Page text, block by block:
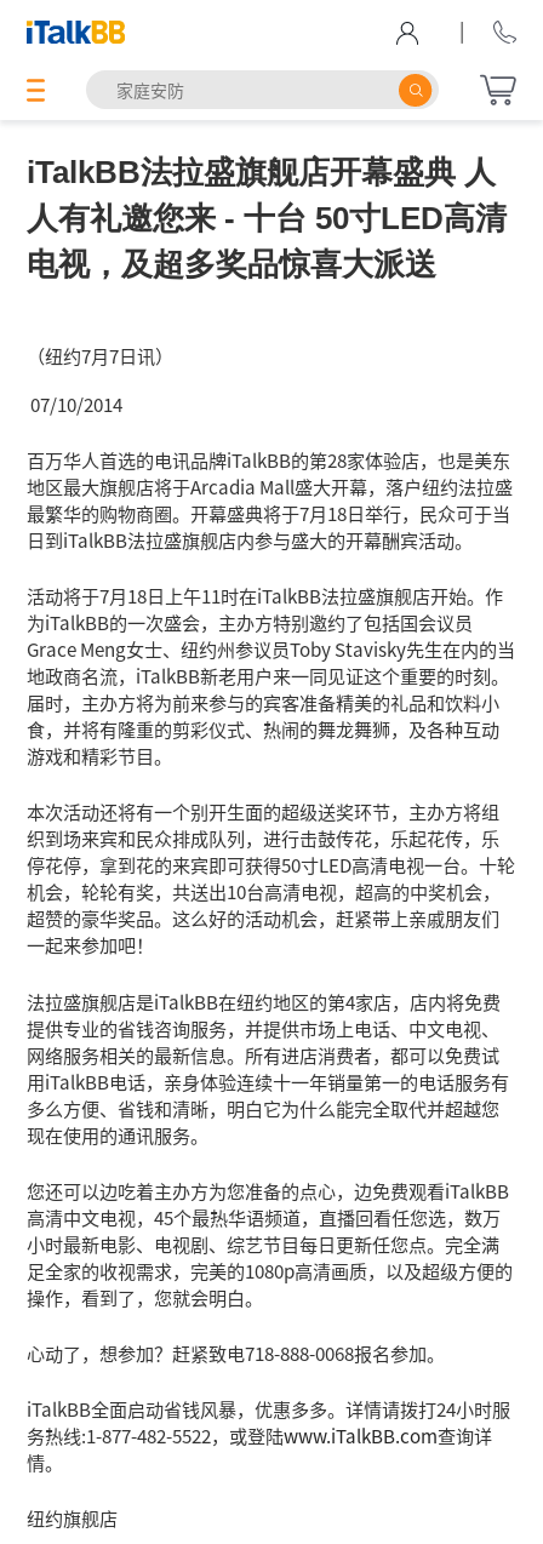
|
iTalkBB法拉盛旗舰店开幕盛典 人
人有礼邀您来 - 十台 50寸LED高清
电视，及超多奖品惊喜大派送
（纽约7月7日讯）
07/10/2014
百万华人首选的电讯品牌iTalkBB的第28家体验店，也是美东
地区最大旗舰店将于Arcadia Mall盛大开幕，落户纽约法拉盛
最繁华的购物商圈。开幕盛典将于7月18日举行，民众可于当
日到iTalkBB法拉盛旗舰店内参与盛大的开幕酬宾活动。
活动将于7月18日上午11时在iTalkBB法拉盛旗舰店开始。作
为iTalkBB的一次盛会，主办方特别邀约了包括国会议员
Grace Meng女士、纽约州参议员Toby Stavisky先生在内的当
地政商名流，iTalkBB新老用户来一同见证这个重要的时刻。
届时，主办方将为前来参与的宾客准备精美的礼品和饮料小
食，并将有隆重的剪彩仪式、热闹的舞龙舞狮，及各种互动
游戏和精彩节目。
本次活动还将有一个别开生面的超级送奖环节，主办方将组
织到场来宾和民众排成队列，进行击鼓传花，乐起花传，乐
停花停，拿到花的来宾即可获得50寸LED高清电视一台。十轮
机会，轮轮有奖，共送出10台高清电视，超高的中奖机会，
超赞的豪华奖品。这么好的活动机会，赶紧带上亲戚朋友们
一起来参加吧！
法拉盛旗舰店是iTalkBB在纽约地区的第4家店，店内将免费
提供专业的省钱咨询服务，并提供市场上电话、中文电视、
网络服务相关的最新信息。所有进店消费者，都可以免费试
用iTalkBB电话，亲身体验连续十一年销量第一的电话服务有
多么方便、省钱和清晰，明白它为什么能完全取代并超越您
现在使用的通讯服务。
您还可以边吃着主办方为您准备的点心，边免费观看iTalkBB
高清中文电视，45个最热华语频道，直播回看任您选，数万
小时最新电影、电视剧、综艺节目每日更新任您点。完全满
足全家的收视需求，完美的1080p高清画质，以及超级方便的
操作，看到了，您就会明白。
心动了，想参加？赶紧致电718-888-0068报名参加。
iTalkBB全面启动省钱风暴，优惠多多。详情请拨打24小时服
务热线:1-877-482-5522，或登陆www.iTalkBB.com查询详
情。
纽约旗舰店